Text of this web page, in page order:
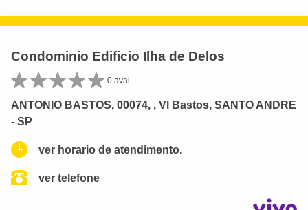
Condominio Edificio Ilha de Delos
0 aval.
ANTONIO BASTOS, 00074, , Vl Bastos, SANTO ANDRE
- SP
ver horario de atendimento.
ver telefone